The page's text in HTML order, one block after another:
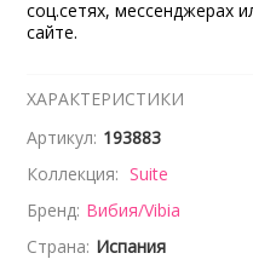
соц.сетях, мессенджерах
сайте.
ХАРАКТЕРИСТИКИ
Артикул: 193883
Коллекция: Suite
Бренд: Вибия/Vibia
Страна: Испания